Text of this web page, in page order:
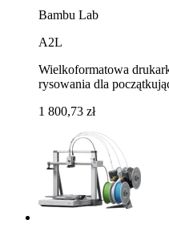
Bambu Lab
A2L
Wielkoformatowa
rysowania dla
1 800,73 zł